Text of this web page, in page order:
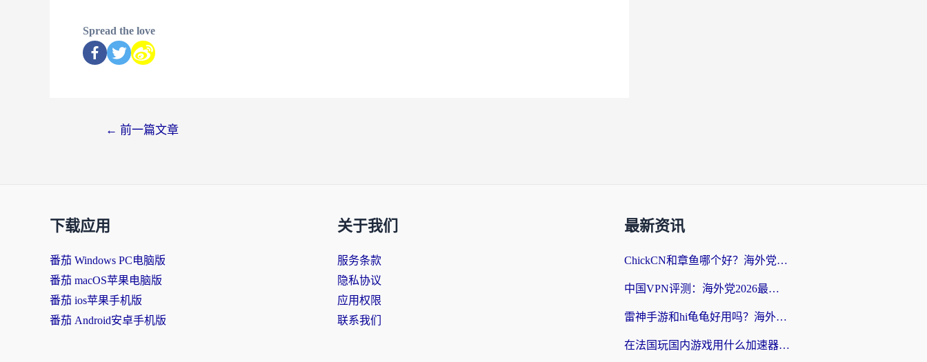
Spread the love
← 前一篇文章
下载应用
番茄 Windows PC电脑版
番茄 macOS苹果电脑版
番茄 ios苹果手机版
番茄 Android安卓手机版
关于我们
服务条款
隐私协议
应用权限
联系我们
最新资讯
ChickCN和章鱼哪个好？海外党选回国加速器的3个关键维度 + 实用避坑指南
中国VPN评测：海外党2026最全回国加速器选择指南，告别地区限制不踩坑
雷神手游和hi龟龟好用吗？海外党亲测3款回国加速器，教你选对国外到国内加速器
在法国玩国内游戏用什么加速器？2026实测解决延迟卡顿的实用指南